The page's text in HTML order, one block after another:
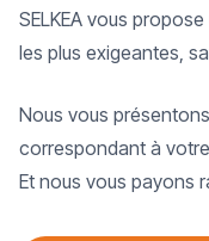
SELKEA vous
les plus exigeantes,
Nous vous
correspondant à
Et nous vous payons